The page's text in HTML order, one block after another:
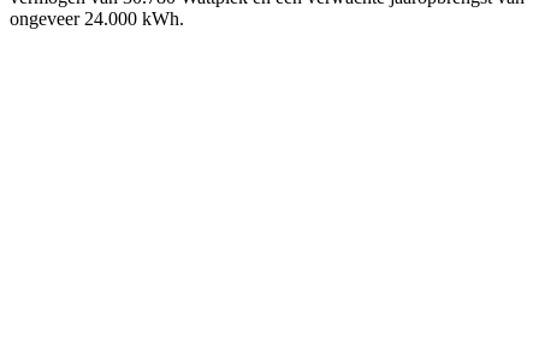
ongeveer 24.000 kWh.